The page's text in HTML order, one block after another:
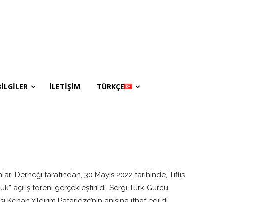
İLETİŞİM TÜRKÇE
Derneği tarafından, 30 Mayıs 2022 tarihinde, Tiflis
açılış töreni gerçekleştirildi. Sergi Türk-Gürcü